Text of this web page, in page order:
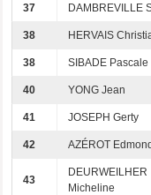
37 DAMBREVILLE
38 HERVAIS
38 SIBADE Pascale
40 YONG Jean
41 JOSEPH Gerty
42 AZÉROT
43
DEURWEILHER
Micheline